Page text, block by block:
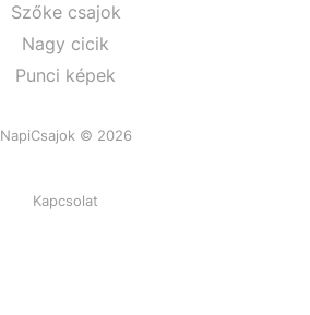
Szőke csajok
Nagy cicik
Punci képek
NapiCsajok © 2026
Kapcsolat